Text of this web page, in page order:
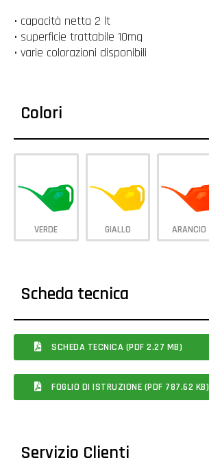
• capacità netta 2 lt
• superficie trattabile 10mq
• varie colorazioni disponibili
Colori
VERDE GIALLO ARANCIO
Scheda tecnica
SCHEDA TECNICA (PDF 2.27 MB)
FOGLIO DI ISTRUZIONE (PDF 787.62 KB)
Servizio Clienti